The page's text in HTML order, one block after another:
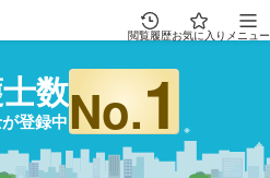
閲覧履歴お気に入り メニュー
数
登録中No.1